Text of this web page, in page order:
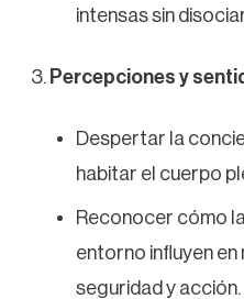
intensas sin
Percepciones y
Despertar la
habitar el cuerpo
Reconocer cómo
entorno influyen
seguridad y acción.